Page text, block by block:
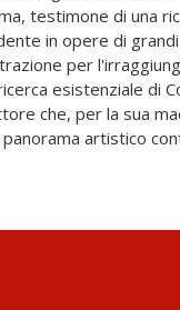
testimone di una
in opere di
per
esistenziale di
che, per la sua
artistico